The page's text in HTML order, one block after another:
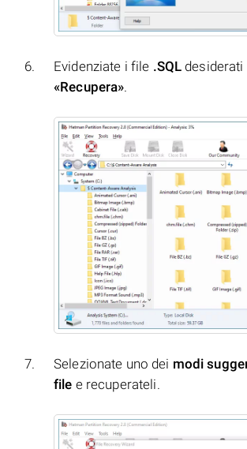
Evidenziate i file .SQL
«Recupera».
Selezionate uno dei modi
file e recuperateli.